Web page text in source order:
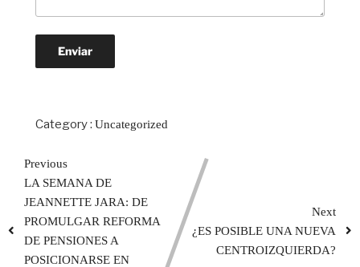
Category : Uncategorized
Previous
LA SEMANA DE
JEANNETTE JARA: DE
PROMULGAR REFORMA
DE PENSIONES A
POSICIONARSE EN
Next
¿ES POSIBLE UNA NUEVA
CENTROIZQUIERDA?